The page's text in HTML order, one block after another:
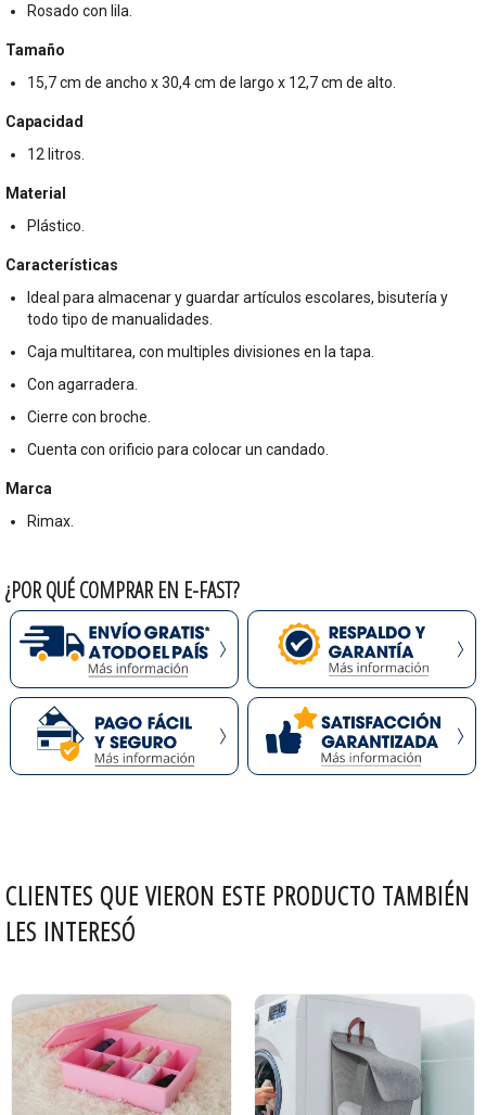
Rosado con lila.
Tamaño
15,7 cm de ancho x 30,4 cm de largo x 12,7 cm de alto.
Capacidad
12 litros.
Material
Plástico.
Características
Ideal para almacenar y guardar artículos escolares, bisutería y
todo tipo de manualidades.
Caja multitarea, con multiples divisiones en la tapa.
Con agarradera.
Cierre con broche.
Cuenta con orificio para colocar un candado.
Marca
Rimax.
¿POR QUÉ COMPRAR EN E-FAST?
CLIENTES QUE VIERON ESTE PRODUCTO TAMBIÉN
LES INTERESÓ